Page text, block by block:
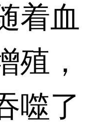
着血
殖，
噬了